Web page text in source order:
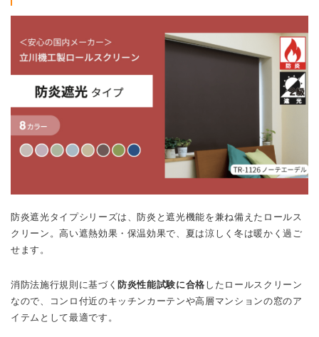
防炎遮光タイプシリーズは、防炎と遮光機能を兼ね備えたロールス
クリーン。高い遮熱効果・保温効果で、夏は涼しく冬は暖かく過ご
せます。
消防法施行規則に基づく 防炎性能試験に合格 したロールスクリーン
なので、コンロ付近のキッチンカーテンや高層マンションの窓のア
イテムとして最適です。